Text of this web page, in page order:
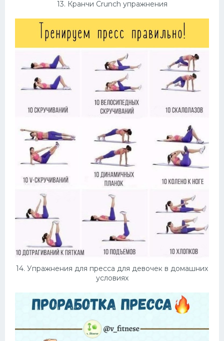
13. Кранчи Crunch упражнения
14. Упражнения для пресса для девочек в домашних
условиях